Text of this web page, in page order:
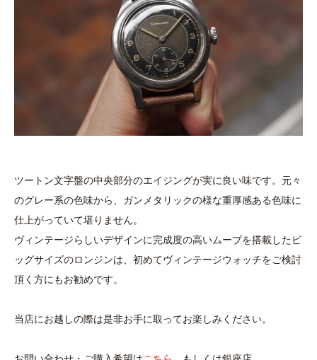
ツートン文字盤の中央部分のエイジングが実に良い味です。元々
のグレー系の色味から、ガンメタリックの様な重厚感ある色味に
仕上がっていて堪りません。
ヴィンテージらしいデザインに完成度の高いムーブを搭載したビ
ッグサイズのロンジンは、初めてヴィンテージウォッチをご検討
頂く方にもお勧めです。
当店にお越しの際は是非お手に取ってお楽しみください。